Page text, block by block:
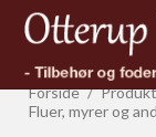
Forside /
Fluer, myrer og